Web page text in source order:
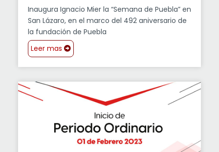
24/05/2023
Eventos
Inaugura Ignacio Mier la “Semana de Puebla” en
San Lázaro, en el marco del 492 aniversario de
la fundación de Puebla